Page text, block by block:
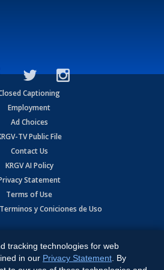
Captioning
Employment
Ad Choices
TV Public File
Contact Us
KRGV AI Policy
Statement
Terms of Use
y Coniciones de Uso
78596.
by:Ruby Shore Software
tracking technologies for web
in our Privacy Statement . By